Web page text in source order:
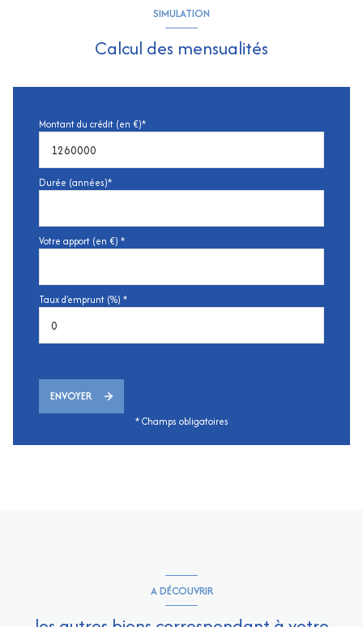
SIMULATION
Calcul des mensualités
Montant du crédit (en €)*
Durée (années)*
Votre apport (en €) *
Taux d'emprunt (%) *
ENVOYER
* Champs obligatoires
A DÉCOUVRIR